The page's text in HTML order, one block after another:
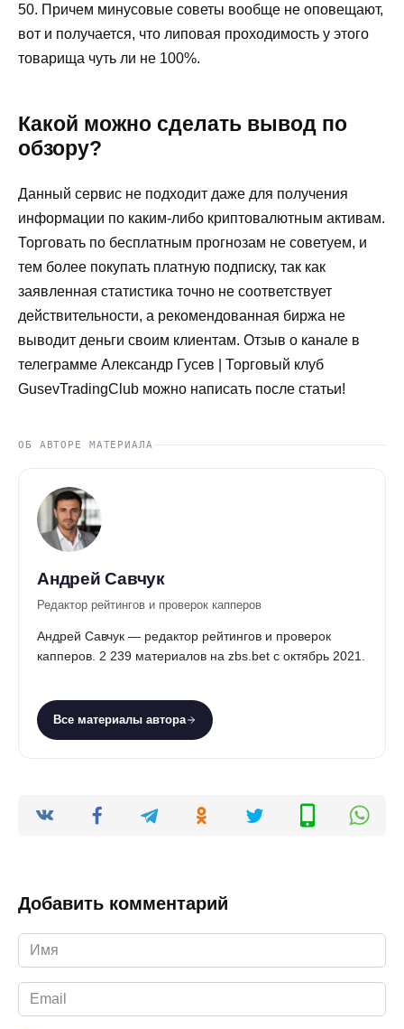
50. Причем минусовые советы вообще не оповещают,
вот и получается, что липовая проходимость у этого
товарища чуть ли не 100%.
Какой можно сделать вывод по
обзору?
Данный сервис не подходит даже для получения
информации по каким-либо криптовалютным активам.
Торговать по бесплатным прогнозам не советуем, и
тем более покупать платную подписку, так как
заявленная статистика точно не соответствует
действительности, а рекомендованная биржа не
выводит деньги своим клиентам. Отзыв о канале в
телеграмме Александр Гусев | Торговый клуб
GusevTradingClub можно написать после статьи!
ОБ АВТОРЕ МАТЕРИАЛА
Андрей Савчук
Редактор рейтингов и проверок капперов
Андрей Савчук — редактор рейтингов и проверок
капперов. 2 239 материалов на zbs.bet с октябрь 2021.
Все материалы автора
Добавить комментарий
Имя
*
Email
*